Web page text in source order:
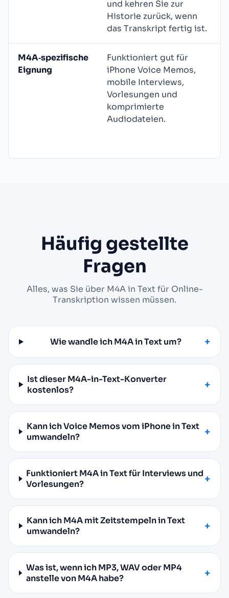
und kehren Sie zur
Historie zurück, wenn
das Transkript fertig ist.
M4A‑spezifische
Eignung
Funktioniert gut für
iPhone Voice Memos,
mobile Interviews,
Vorlesungen und
komprimierte
Audiodateien.
Häufig gestellte
Fragen
Alles, was Sie über M4A in Text für Online-
Transkription wissen müssen.
Wie wandle ich M4A in Text um?
Ist dieser M4A-in-Text-Konverter
kostenlos?
Kann ich Voice Memos vom iPhone in Text
umwandeln?
Funktioniert M4A in Text für Interviews und
Vorlesungen?
Kann ich M4A mit Zeitstempeln in Text
umwandeln?
Was ist, wenn ich MP3, WAV oder MP4
anstelle von M4A habe?